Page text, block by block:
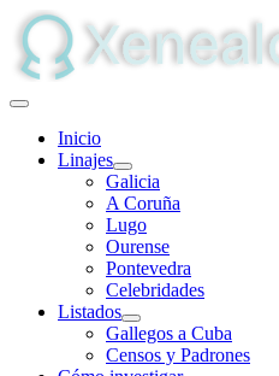
Inicio
Linajes
Galicia
A Coruña
Lugo
Ourense
Pontevedra
Celebridades
Listados
Gallegos a Cuba
Censos y Padrones